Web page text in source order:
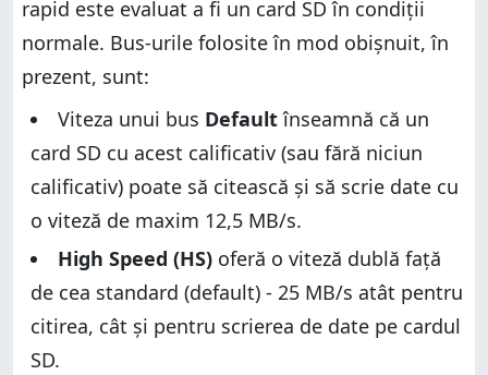
rapid este evaluat a fi un card SD în condiții
normale. Bus-urile folosite în mod obișnuit, în
prezent, sunt:
Viteza unui bus Defaultînseamnă că un
card SD cu acest calificativ (sau fără niciun
calificativ) poate să citească și să scrie date cu
o viteză de maxim 12,5 MB/s.
High Speed (HS) oferă o viteză dublă față
de cea standard (default) - 25 MB/s atât pentru
citirea, cât și pentru scrierea de date pe cardul
SD.